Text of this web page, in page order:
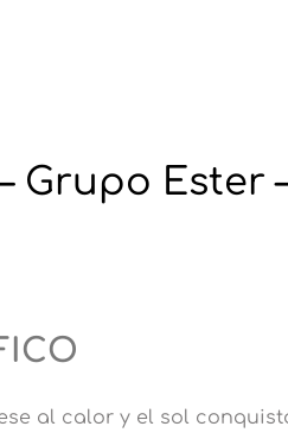
Grupo Ester
al calor y el sol